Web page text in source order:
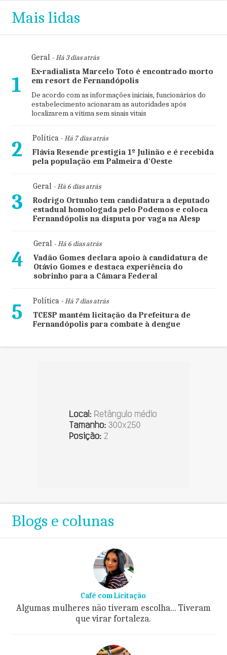
Mais lidas
1
Geral- Há 3 dias atrás
Ex-radialista Marcelo Toto é encontrado morto
em resort de Fernandópolis
De acordo com as informações iniciais, funcionários do
estabelecimento acionaram as autoridades após
localizarem a vítima sem sinais vitais
2 Política- Há 7 dias atrás
Flávia Resende prestigia 1º Julinão e é recebida
pela população em Palmeira d'Oeste
3
Geral- Há 6 dias atrás
Rodrigo Ortunho tem candidatura a deputado
estadual homologada pelo Podemos e coloca
Fernandópolis na disputa por vaga na Alesp
4
Geral- Há 6 dias atrás
Vadão Gomes declara apoio à candidatura de
Otávio Gomes e destaca experiência do
sobrinho para a Câmara Federal
5 Política- Há 7 dias atrás
TCESP mantém licitação da Prefeitura de
Fernandópolis para combate à dengue
Blogs e colunas
Café com Licitação
Algumas mulheres não tiveram escolha... Tiveram
que virar fortaleza.